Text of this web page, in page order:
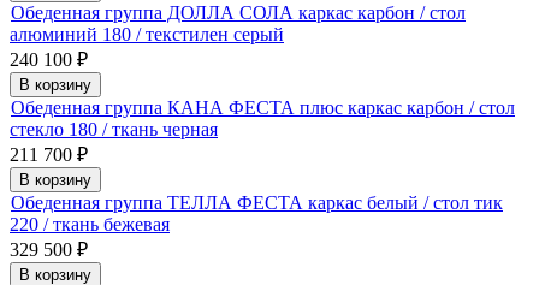
Обеденная группа ДОЛЛА СОЛА каркас карбон / стол
алюминий 180 / текстилен серый
240 100 ₽
В корзину
Обеденная группа КАНА ФЕСТА плюс каркас карбон / стол
стекло 180 / ткань черная
211 700 ₽
В корзину
Обеденная группа ТЕЛЛА ФЕСТА каркас белый / стол тик
220 / ткань бежевая
329 500 ₽
В корзину